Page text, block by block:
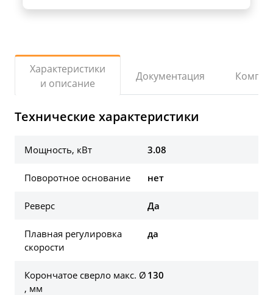
Характеристики
и описание
Документация
Технические характеристики
Мощность, кВт 3.08
Поворотное основание нет
Реверс Да
Плавная регулировка
скорости
да
Корончатое сверло макс. Ø
, мм
130